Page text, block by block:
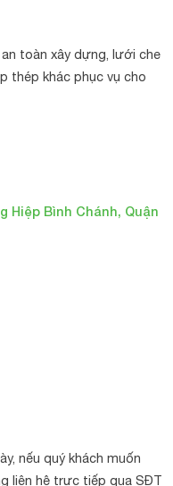
toàn xây dựng, lưới che
thép khác phục vụ cho
Hiệp Bình Chánh, Quận
nếu quý khách muốn
liên hệ trực tiếp qua SĐT